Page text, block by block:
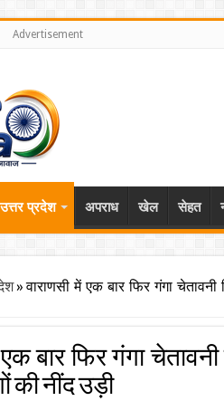
Advertisement
उत्तर प्रदेश अपराध खेल सेहत
»वाराणसी में एक बार फिर गंगा
बार फिर गंगा
की नींद उड़ी